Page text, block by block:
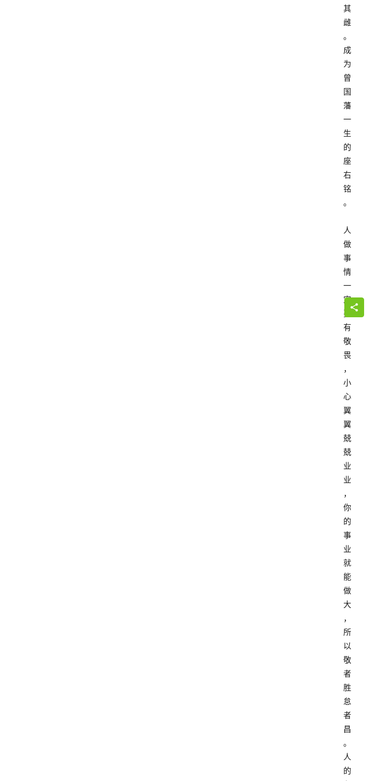
其
雌
。
成
为
曾
国
藩
一
生
的
座
右
铭
。
人
做
事
情
一
定
要
有
敬
畏
，
小
心
翼
翼
兢
兢
业
业
，
你
的
事
业
就
能
做
大
，
所
以
敬
者
胜
怠
者
昌
。
人
的